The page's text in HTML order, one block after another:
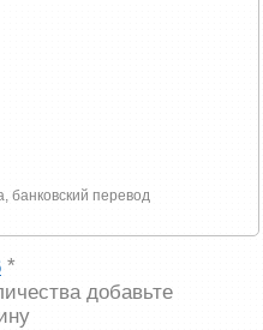
банковский перевод
*
добавьте